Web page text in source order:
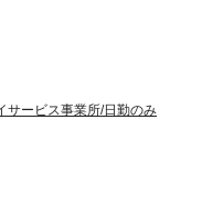
サービス事業所/日勤のみ